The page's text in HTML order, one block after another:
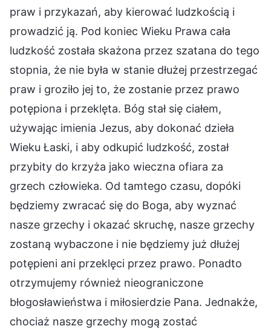
praw i przykazań, aby kierować ludzkością i
prowadzić ją. Pod koniec Wieku Prawa cała
ludzkość została skażona przez szatana do tego
stopnia, że nie była w stanie dłużej przestrzegać
praw i groziło jej to, że zostanie przez prawo
potępiona i przeklęta. Bóg stał się ciałem,
używając imienia Jezus, aby dokonać dzieła
Wieku Łaski, i aby odkupić ludzkość, został
przybity do krzyża jako wieczna ofiara za
grzech człowieka. Od tamtego czasu, dopóki
będziemy zwracać się do Boga, aby wyznać
nasze grzechy i okazać skruchę, nasze grzechy
zostaną wybaczone i nie będziemy już dłużej
potępieni ani przeklęci przez prawo. Ponadto
otrzymujemy również nieograniczone
błogosławieństwa i miłosierdzie Pana. Jednakże,
chociaż nasze grzechy mogą zostać